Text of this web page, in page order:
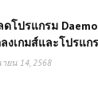
ดโปรแกรม
ลงเกมส์และโปรแก
ยน 14, 2568